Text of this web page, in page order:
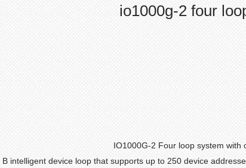
io1000g-2 four
IO1000G-2 Four loop system with
intelligent device loop that supports up to 250 device